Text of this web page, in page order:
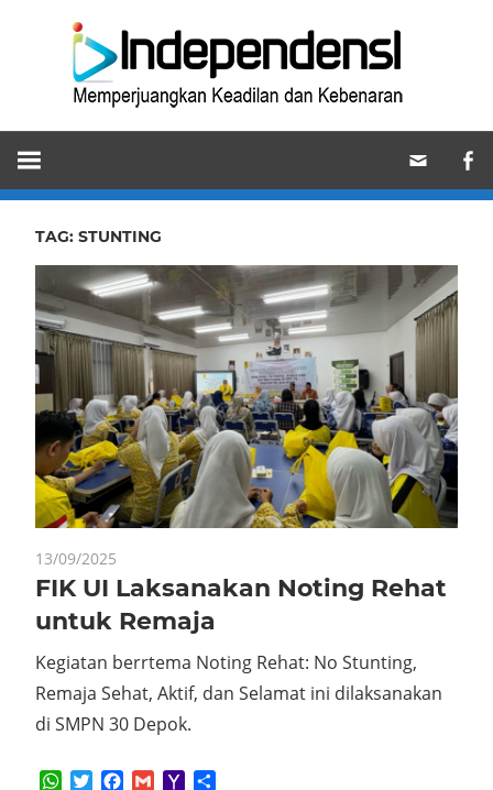
Memperjuangkan
Keadilan
dan
Kebenaran
TAG: STUNTING
13/09/2025
FIK UI Laksanakan Noting Rehat
untuk Remaja
Kegiatan berrtema Noting Rehat: No Stunting,
Remaja Sehat, Aktif, dan Selamat ini dilaksanakan
di SMPN 30 Depok.
WhatsApp
TwitterFacebook
GmailYahoo